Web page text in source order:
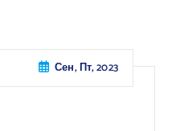
Сен, Пт, 2023